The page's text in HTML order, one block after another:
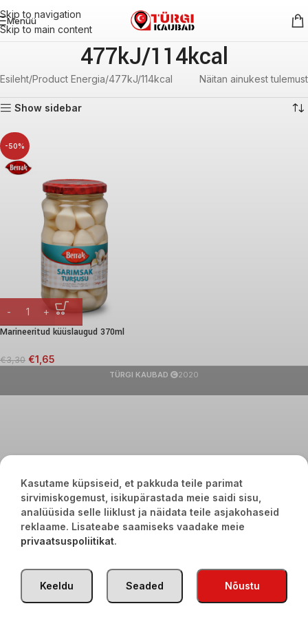
Skip to navigation
Skip to main content
Menüü
477kJ/114kcal
Esileht Product Energia 477kJ/114kcal Näitan ainukest tulemust
Show sidebar
-50%
Marineeritud küüslaugud 370ml
€3,30 €1,65
TÜRGI KAUBAD 2020
Kasutame küpsiseid, et pakkuda teile parimat
sirvimiskogemust, isikupärastada meie saidi sisu,
analüüsida selle liiklust ja näidata teile asjakohaseid
reklaame. Lisateabe saamiseks vaadake meie
privaatsuspoliitikat.
Nõustu
Seaded
Keeldu